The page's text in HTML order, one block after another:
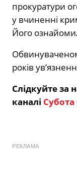
прокуратури
у вчиненні
Його
років
Слідкуйте
каналі
РЕКЛАМА